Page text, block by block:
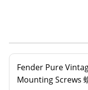
Fender Pure
Mounting Screws